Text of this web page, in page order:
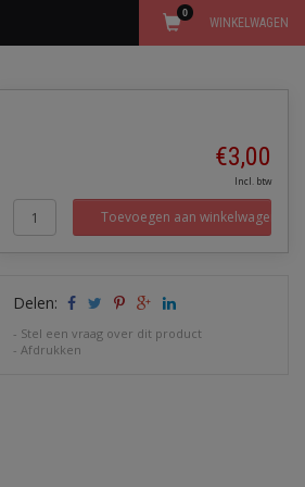
WINKELWAGEN
0
€3,00
Incl. btw
Toevoegen aan winkelwagen
Delen:
- Stel een vraag over dit product
-Afdrukken